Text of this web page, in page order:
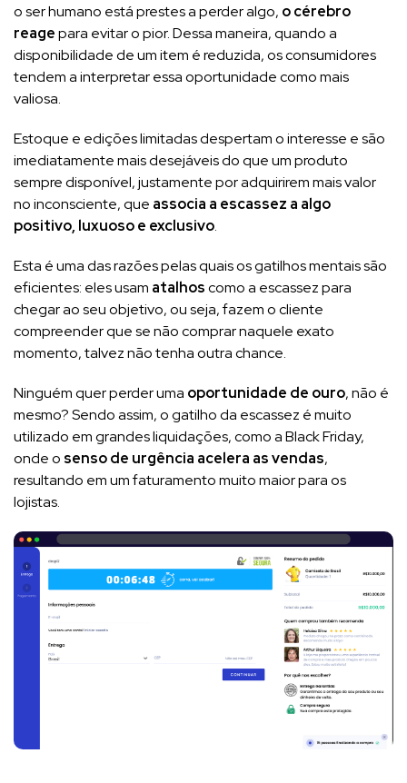
o ser humano está prestes a perder algo, o cérebro
reagepara evitar o pior. Dessa maneira, quando a
disponibilidade de um item é reduzida, os consumidores
tendem a interpretar essa oportunidade como mais
valiosa.
Estoque e edições limitadas despertam o interesse e são
imediatamente mais desejáveis ​​do que um produto
sempre disponível, justamente por adquirirem mais valor
no inconsciente, que associa a escassez a algo
positivo, luxuoso e exclusivo.
Esta é uma das razões pelas quais os gatilhos mentais são
eficientes: eles usam atalhoscomo a escassez para
chegar ao seu objetivo, ou seja, fazem o cliente
compreender que se não comprar naquele exato
momento, talvez não tenha outra chance.
Ninguém quer perder uma oportunidade de ouro, não é
mesmo? Sendo assim, o gatilho da escassez é muito
utilizado em grandes liquidações, como a Black Friday,
onde o senso de urgência acelera as vendas,
resultando em um faturamento muito maior para os
lojistas.